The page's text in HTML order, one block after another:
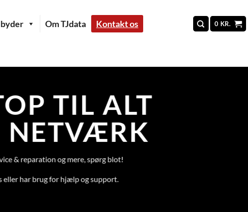
Om TJdata Kontakt os 0 KR.
TIL ALT
NETVÆRK
& reparation og mere, spørg blot!
eller har brug for hjælp og support.